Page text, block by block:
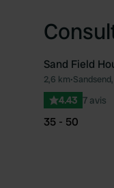
Sand Field
2,6 km•
4.43 7 avis
35 - 50